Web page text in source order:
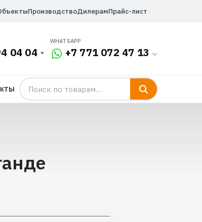
ПроизводствоДилерамПрайс-лист
04 04
WHATSAPP
+7 771 072 47 13